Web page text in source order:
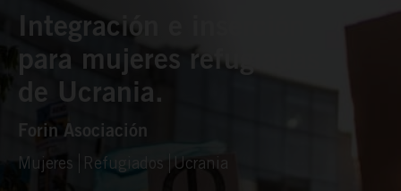
Integración e inserción
para mujeres refugiadas
de Ucrania.
Forin Asociación
Mujeres Refugiados Ucrania